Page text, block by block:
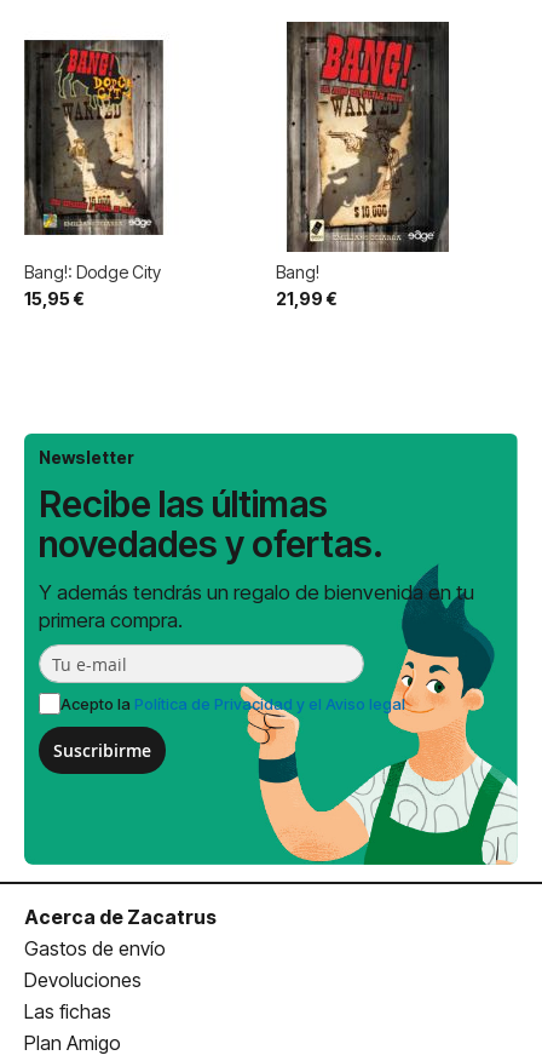
Bang!: Dodge City
15,95 €
Bang!
21,99 €
Newsletter
Recibe las últimas
novedades y ofertas.
Y además tendrás un regalo de bienvenida en tu
primera compra.
Acepto la Política de Privacidad y el Aviso legal
Suscribirme
Acerca de Zacatrus
Gastos de envío
Devoluciones
Las fichas
Plan Amigo